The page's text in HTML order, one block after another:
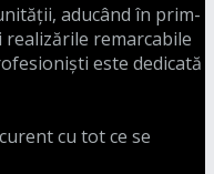
aducând în prim-
remarcabile
este dedicată
cu tot ce se